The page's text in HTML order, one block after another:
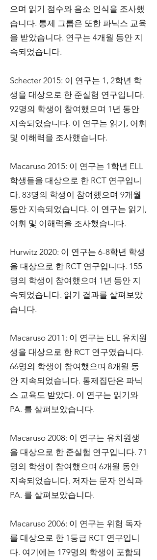
으며 읽기 점수와 음소 인식을 조사했
습니다. 통제 그룹은 또한 파닉스 교육
을 받았습니다. 연구는 4개월 동안 지
속되었습니다.
Schecter 2015: 이 연구는 1, 2학년 학
생을 대상으로 한 준실험 연구입니다.
92명의 학생이 참여했으며 1년 동안
지속되었습니다. 이 연구는 읽기, 어휘
및 이해력을 조사했습니다.
Macaruso 2015: 이 연구는 1학년 ELL
학생들을 대상으로 한 RCT 연구입니
다. 83명의 학생이 참여했으며 9개월
동안 지속되었습니다. 이 연구는 읽기,
어휘 및 이해력을 조사했습니다.
Hurwitz 2020: 이 연구는 6-8학년 학생
을 대상으로 한 RCT 연구입니다. 155
명의 학생이 참여했으며 1년 동안 지
속되었습니다. 읽기 결과를 살펴보았
습니다.
Macaruso 2011: 이 연구는 ELL 유치원
생을 대상으로 한 RCT 연구였습니다.
66명의 학생이 참여했으며 8개월 동
안 지속되었습니다. 통제집단은 파닉
스 교육도 받았다. 이 연구는 읽기와
PA. 를 살펴보았습니다.
Macaruso 2008: 이 연구는 유치원생
을 대상으로 한 준실험 연구입니다. 71
명의 학생이 참여했으며 6개월 동안
지속되었습니다. 저자는 문자 인식과
PA. 를 살펴보았습니다.
Macaruso 2006: 이 연구는 위험 독자
를 대상으로 한 1등급 RCT 연구입니
다. 여기에는 179명의 학생이 포함되